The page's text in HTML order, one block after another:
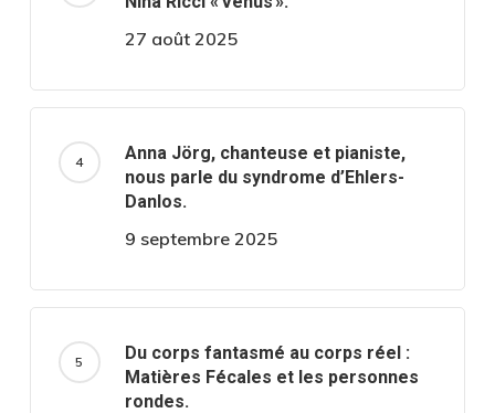
27 août 2025
Anna Jörg, chanteuse et pianiste,
nous parle du syndrome d’Ehlers-
Danlos.
9 septembre 2025
Du corps fantasmé au corps réel :
Matières Fécales et les personnes
rondes.